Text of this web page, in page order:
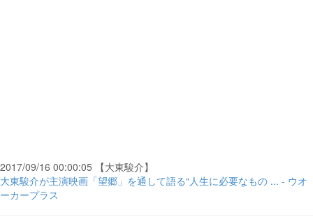
2017/09/16 00:00:05 【大東駿介】
大東駿介が主演映画「望郷」を通して語る“人生に必要なもの ... - ウオ
ーカープラス